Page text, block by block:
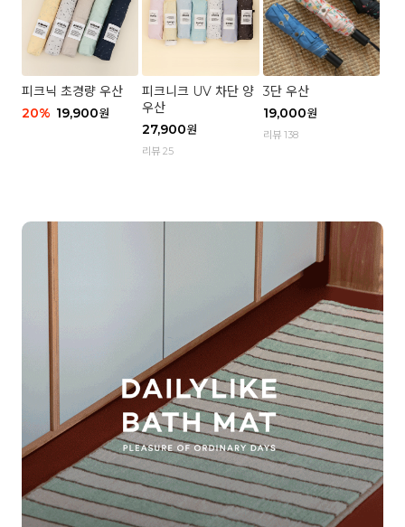
피크닉 초경량 우산
20% 19,900원
피크니크 UV 차단 양
우산
27,900원
리뷰 25
3단 우산
19,000원
리뷰 138